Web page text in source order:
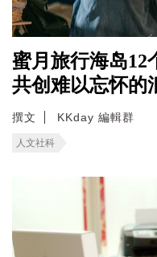
蜜月旅行海岛12
共创难以忘怀的
撰文 KKday 編輯群
人文社科